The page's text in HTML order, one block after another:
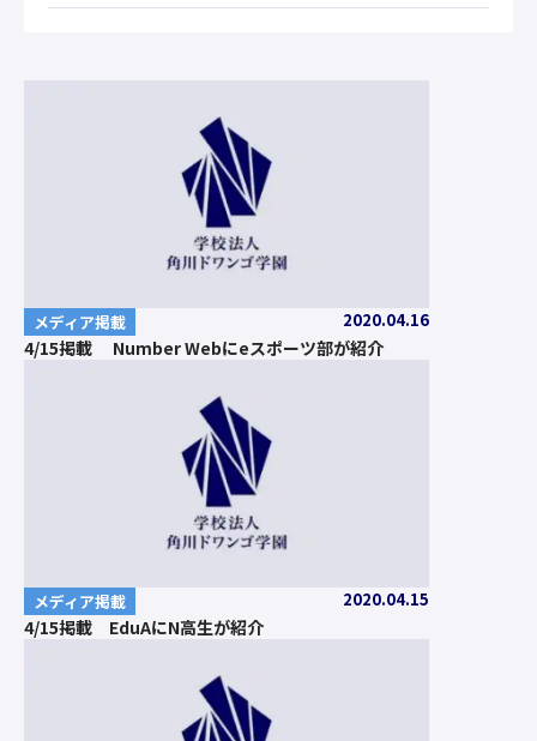
メディア掲載 2020.04.16
4/15掲載 Number Webにeスポーツ部が紹介
メディア掲載 2020.04.15
4/15掲載 EduAにN高生が紹介